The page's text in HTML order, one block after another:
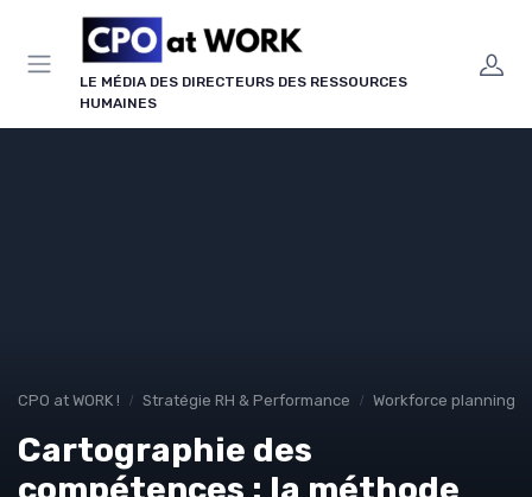
LE MÉDIA DES DIRECTEURS DES RESSOURCES
HUMAINES
CPO at WORK ! Stratégie RH & Performance Workforce planning &
Cartographie des
Panneau de gestion des cookies